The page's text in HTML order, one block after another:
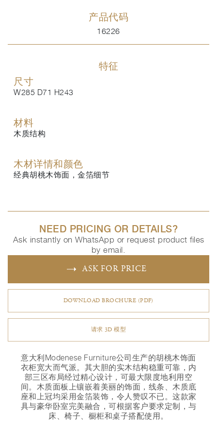
产品代码
16226
特征
尺寸
W285 D71 H243
材料
木质结构
木材详情和颜色
经典胡桃木饰面，金箔细节
NEED PRICING OR DETAILS?
Ask instantly on WhatsApp or request product files
by email.
ASK FOR PRICE
DOWNLOAD BROCHURE (PDF)
请求 3D 模型
意大利Modenese Furniture公司生产的胡桃木饰面
衣柜宽大而气派。其大胆的实木结构稳重可靠，内
部三区布局经过精心设计，可最大限度地利用空
间。木质面板上镶嵌着美丽的饰面，线条、木质底
座和上冠均采用金箔装饰，令人赞叹不已。这款家
具与豪华卧室完美融合，可根据客户要求定制，与
床、椅子、橱柜和桌子搭配使用。